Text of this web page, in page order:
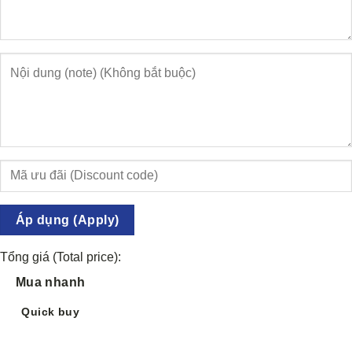
Áp dụng (Apply)
Tổng giá (Total price):
Mua nhanh
Quick buy